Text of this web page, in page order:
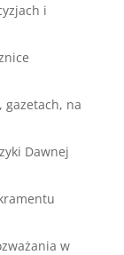
i
na
Dawnej
w